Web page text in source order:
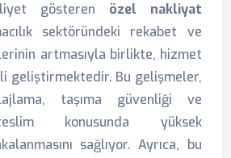
gösteren özel nakliyat
sektöründeki rekabet ve
artmasıyla birlikte, hizmet
geliştirmektedir. Bu gelişmeler,
taşıma güvenliği ve
konusunda yüksek
sağlıyor. Ayrıca, bu